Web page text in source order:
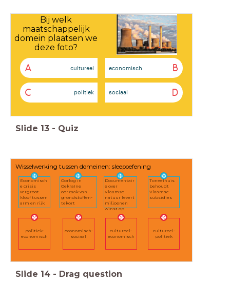
Bij welk
maatschappelijk
domein plaatsen we
deze foto?
A cultureel B
economisch
C politiek D
sociaal
Slide 13 - Quiz
Oorlog in
Oekraïne
oorzaak van
grondstoffen-
tekort
Wisselwerking tussen domeinen: sleepoefening
Economisch
e crisis
vergroot
kloof tussen
arm en rijk
Toneelhuis
behoudt
Vlaamse
subsidies
Documentair
e over
Vlaamse
natuur levert
miljoenen
winst op
politiek-
economisch
economisch-
sociaal
cultureel-
economisch
cultureel-
politiek
Slide 14 - Drag question